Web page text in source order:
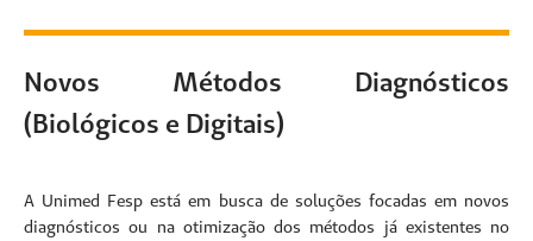
Novos Métodos Diagnósticos
(Biológicos e Digitais)
A Unimed Fesp está em busca de soluções focadas em novos
diagnósticos ou na otimização dos métodos já existentes no